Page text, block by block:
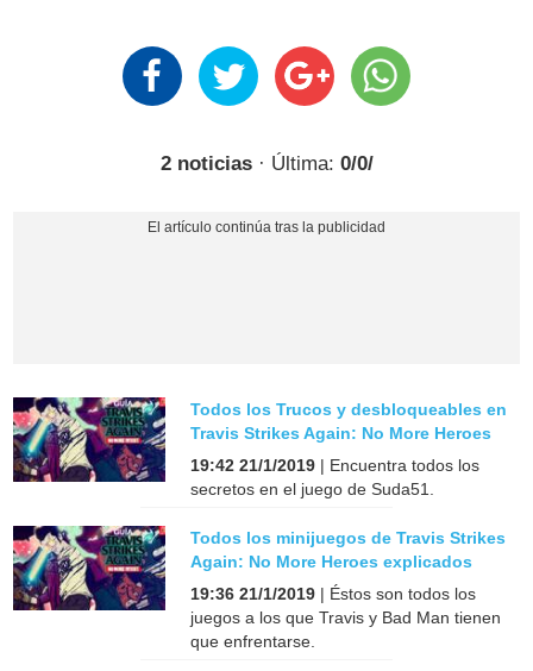
2 noticias· Última: 0/0/
Todos los Trucos y desbloqueables en
Travis Strikes Again: No More Heroes
19:42 21/1/2019 | Encuentra todos los
secretos en el juego de Suda51.
Todos los minijuegos de Travis Strikes
Again: No More Heroes explicados
19:36 21/1/2019 | Éstos son todos los
juegos a los que Travis y Bad Man tienen
que enfrentarse.